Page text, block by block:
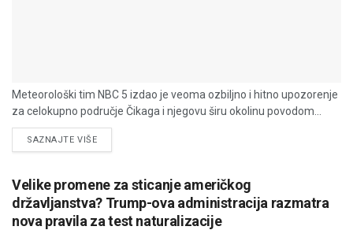
Meteorološki tim NBC 5 izdao je veoma ozbiljno i hitno upozorenje
za celokupno područje Čikaga i njegovu širu okolinu povodom...
SAZNAJTE VIŠEDETAILS
Velike promene za sticanje američkog
državljanstva? Trump-ova administracija razmatra
nova pravila za test naturalizacije